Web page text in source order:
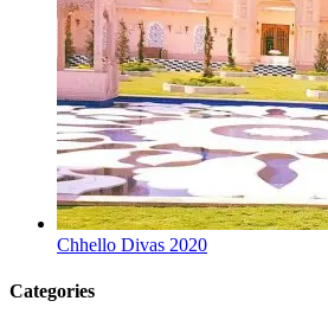
Chhello Divas 2020
Categories